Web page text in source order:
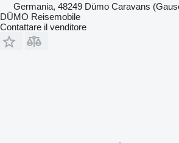
Germania, 48249 Dümo Caravans
DÜMO Reisemobile
Contattare il venditore